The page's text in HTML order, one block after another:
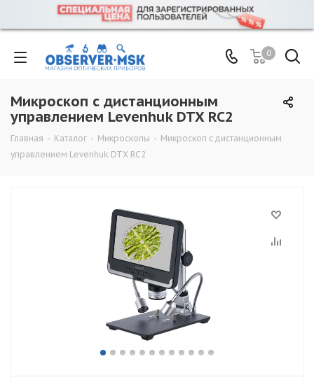
0
Микроскоп с дистанционным
управлением Levenhuk DTX RC2
Главная - Каталог - Микроскопы - Микроскоп с дистанционным
управлением Levenhuk DTX RC2